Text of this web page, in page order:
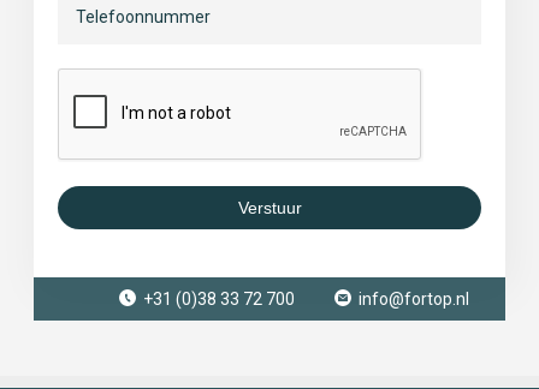
Verstuur
+31 (0)38 33 72 700 info@fortop.nl